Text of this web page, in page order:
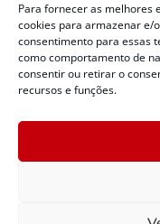
Para fornecer as melhores
cookies para armazenar e/
consentimento para essas
como comportamento de
consentir ou retirar o
recursos e funções.
Alertas Defesa Civil:
SMS 40199
ENDEREÇO
Defesa Civil do
Bairro:
Capoeiras,
Política de